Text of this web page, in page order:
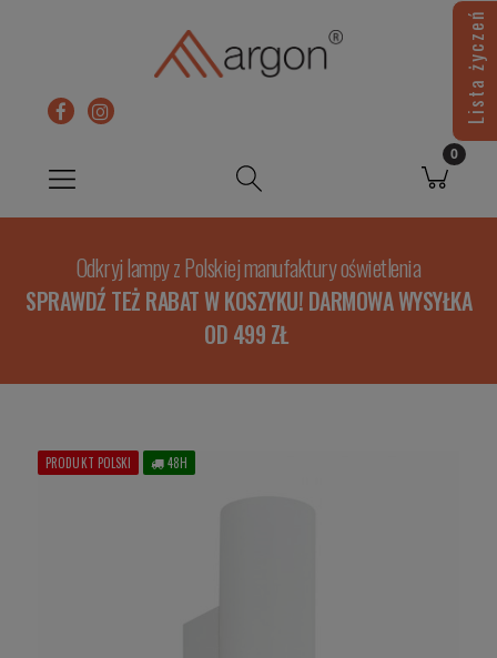
Odkryj lampy z Polskiej manufaktury oświetlenia
SPRAWDŹ TEŻ RABAT W KOSZYKU! DARMOWA WYSYŁKA
OD 499 ZŁ
PRODUKT POLSKI 48H
Lista życzeń